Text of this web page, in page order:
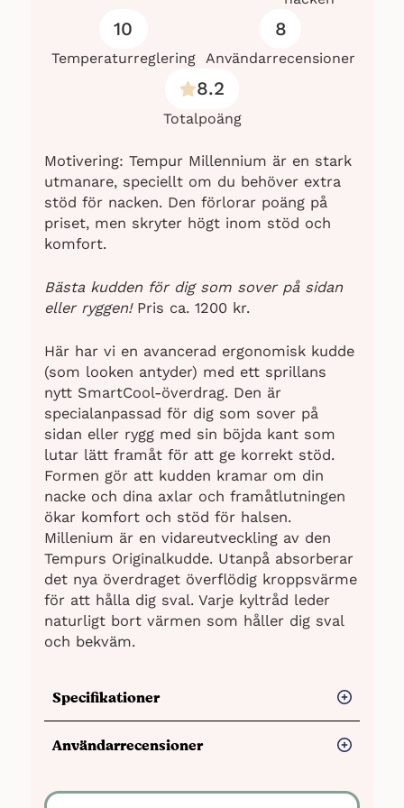
10
Temperaturreglering
8
Användarrecensioner
8.2
Totalpoäng
Motivering: Tempur Millennium är en stark
utmanare, speciellt om du behöver extra
stöd för nacken. Den förlorar poäng på
priset, men skryter högt inom stöd och
komfort.
Bästa kudden för dig som sover på sidan
eller ryggen! Pris ca. 1200 kr.
Här har vi en avancerad ergonomisk kudde
(som looken antyder) med ett sprillans
nytt SmartCool-överdrag. Den är
specialanpassad för dig som sover på
sidan eller rygg med sin böjda kant som
lutar lätt framåt för att ge korrekt stöd.
Formen gör att kudden kramar om din
nacke och dina axlar och framåtlutningen
ökar komfort och stöd för halsen.
Millenium är en vidareutveckling av den
Tempurs Originalkudde. Utanpå absorberar
det nya överdraget överflödig kroppsvärme
för att hålla dig sval. Varje kyltråd leder
naturligt bort värmen som håller dig sval
och bekväm.
Specifikationer
Storlek:
XS-L (se alla olika mått hos
Användarrecensioner